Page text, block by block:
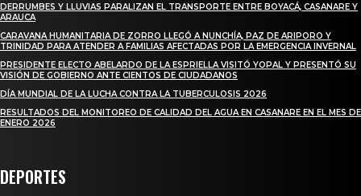
DERRUMBES Y LLUVIAS PARALIZAN EL TRANSPORTE ENTRE BOYACÁ, CASANARE Y
ARAUCA
CARAVANA HUMANITARIA DE ZORRO LLEGÓ A NUNCHÍA, PAZ DE ARIPORO Y
TRINIDAD PARA ATENDER A FAMILIAS AFECTADAS POR LA EMERGENCIA INVERNAL
PRESIDENTE ELECTO ABELARDO DE LA ESPRIELLA VISITÓ YOPAL Y PRESENTÓ SU
VISIÓN DE GOBIERNO ANTE CIENTOS DE CIUDADANOS
DÍA MUNDIAL DE LA LUCHA CONTRA LA TUBERCULOSIS 2026
RESULTADOS DEL MONITOREO DE CALIDAD DEL AGUA EN CASANARE EN EL MES DE
ENERO 2026
DEPORTES